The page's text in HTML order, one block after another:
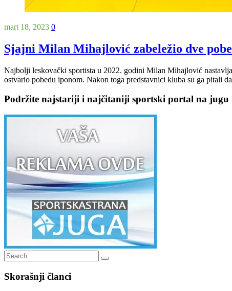
mart 18, 2023 0
Sjajni Milan Mihajlović zabeležio dve
Najbolji leskovački sportista u 2022. godini Milan Mihajlović
ostvario pobedu iponom. Nakon toga predstavnici kluba su ga pitali
Podržite najstariji i najčitaniji sportski portal na jugu
Search
for:
Search
Skorašnji članci